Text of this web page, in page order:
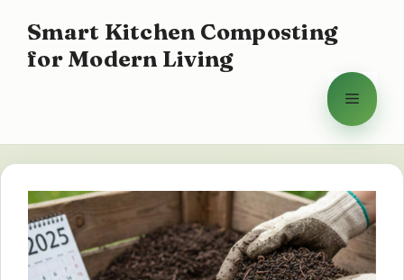
conținut
Smart Kitchen Composting
for Modern Living
Meniu